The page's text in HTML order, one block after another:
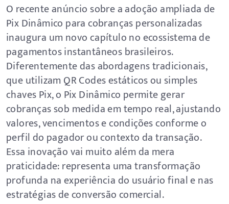
O recente anúncio sobre a adoção ampliada de
Pix Dinâmico para cobranças personalizadas
inaugura um novo capítulo no ecossistema de
pagamentos instantâneos brasileiros.
Diferentemente das abordagens tradicionais,
que utilizam QR Codes estáticos ou simples
chaves Pix, o Pix Dinâmico permite gerar
cobranças sob medida em tempo real, ajustando
valores, vencimentos e condições conforme o
perfil do pagador ou contexto da transação.
Essa inovação vai muito além da mera
praticidade: representa uma transformação
profunda na experiência do usuário final e nas
estratégias de conversão comercial.